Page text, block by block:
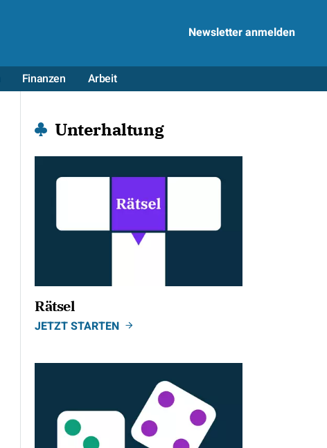
Newsletter anmelden
Finanzen Arbeit
Unterhaltung
Rätsel
JETZT STARTEN